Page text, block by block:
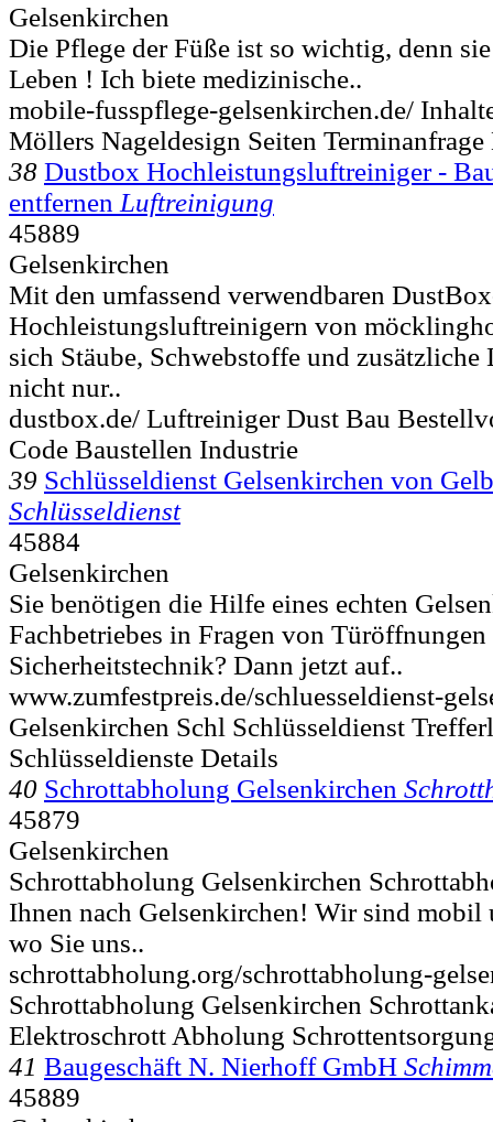
Gelsenkirchen
Die Pflege der Füße ist so wichtig, denn
Leben ! Ich biete medizinische..
mobile-fusspflege-gelsenkirchen.de/
Möllers Nageldesign Seiten
38 Dustbox Hochleistungsluftreiniger -
entfernen Luftreinigung
45889
Gelsenkirchen
Mit den umfassend verwendbaren
Hochleistungsluftreinigern von
sich Stäube, Schwebstoffe und
nicht nur..
dustbox.de/ Luftreiniger Dust Bau
Code Baustellen Industrie
39 Schlüsseldienst Gelsenkirchen von
Schlüsseldienst
45884
Gelsenkirchen
Sie benötigen die Hilfe eines echten
Fachbetriebes in Fragen von Türöffnungen
Sicherheitstechnik? Dann jetzt auf..
www.zumfestpreis.de/schluesseldienst-
Gelsenkirchen Schl Schlüsseldienst
Schlüsseldienste Details
40 Schrottabholung Gelsenkirchen
45879
Gelsenkirchen
Schrottabholung Gelsenkirchen
Ihnen nach Gelsenkirchen! Wir sind mobil
wo Sie uns..
schrottabholung.org/schrottabholung-
Schrottabholung Gelsenkirchen
Elektroschrott Abholung
41 Baugeschäft N. Nierhoff GmbH
45889